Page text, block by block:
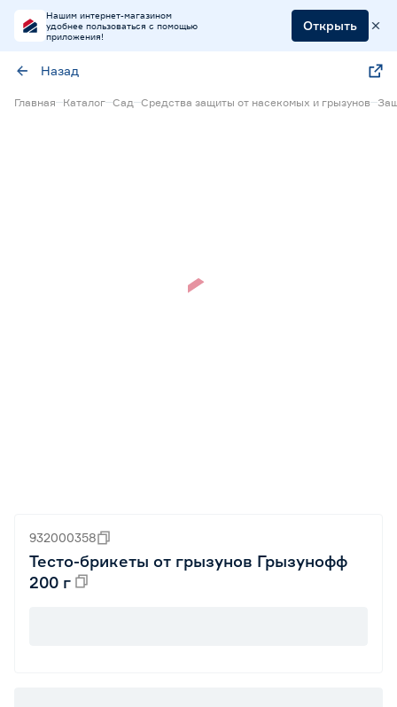
Нашим интернет-магазином
удобнее пользоваться с помощью
приложения!
Открыть
Назад
Главная Каталог Сад Средства защиты от насекомых и грызунов
932000358
Тесто-брикеты от грызунов Грызунофф
200 г